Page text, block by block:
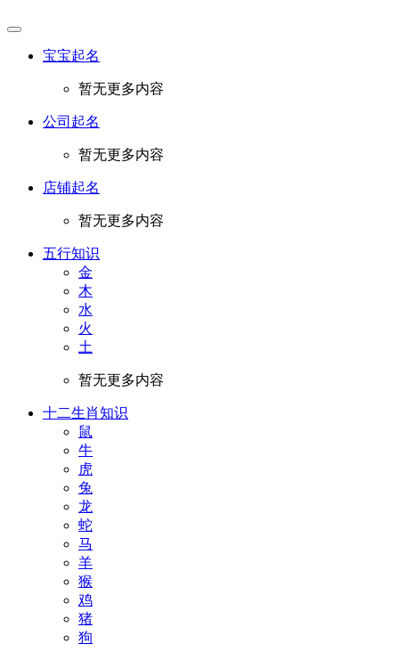
宝宝起名
暂无更多内容
公司起名
暂无更多内容
店铺起名
暂无更多内容
五行知识
金
木
水
火
土
暂无更多内容
十二生肖知识
鼠
牛
虎
兔
龙
蛇
马
羊
猴
鸡
猪
狗